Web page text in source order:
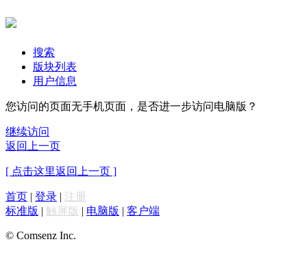
搜索
版块列表
用户信息
您访问的页面无手机页面，是否进一步访问电脑版？
继续访问
返回上一页
[ 点击这里返回上一页 ]
首页 | 登录 | 注册
标准版 | 触屏版 | 电脑版 | 客户端
© Comsenz Inc.